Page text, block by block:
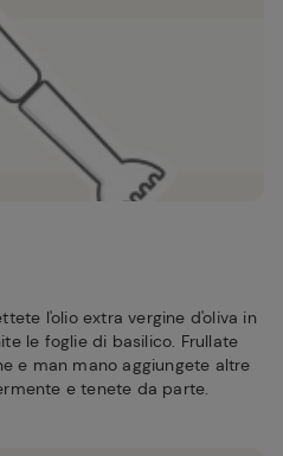
l'olio extra vergine d'oliva in
le foglie di basilico. Frullate
e man mano aggiungete altre
e tenete da parte.